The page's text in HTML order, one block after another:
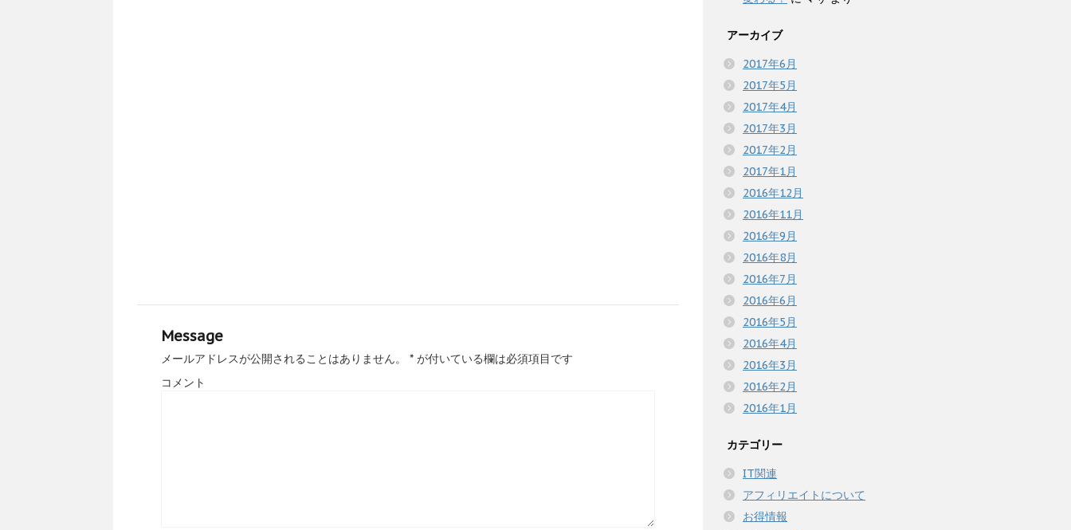
Message
メールアドレスが公開されることはありません。 * が付いている欄は必須項目です
コメント
アーカイブ
2017年6月
2017年5月
2017年4月
2017年3月
2017年2月
2017年1月
2016年12月
2016年11月
2016年9月
2016年8月
2016年7月
2016年6月
2016年5月
2016年4月
2016年3月
2016年2月
2016年1月
カテゴリー
IT関連
アフィリエイトについて
お得情報